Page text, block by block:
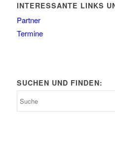
INTERESSANTE LINKS
Partner
Termine
SUCHEN UND FINDEN: